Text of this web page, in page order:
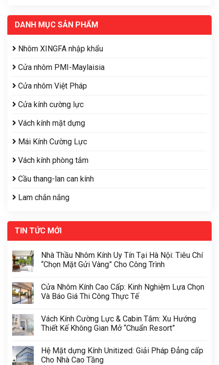
DANH MỤC SẢN PHẨM
Nhôm XINGFA nhập khẩu
Cửa nhôm PMI-Maylaisia
Cửa nhôm Việt Pháp
Cửa kính cường lực
Vách kính mặt dựng
Mái Kính Cường Lực
Vách kính phòng tắm
Cầu thang-lan can kính
Lam chắn nắng
TIN TỨC MỚI
Nhà Thầu Nhôm Kính Uy Tín Tại Hà Nội: Tiêu Chí
“Chọn Mặt Gửi Vàng” Cho Công Trình
Cửa Nhôm Kính Cao Cấp: Kinh Nghiệm Lựa Chọn
Và Báo Giá Thi Công Thực Tế
Vách Kính Cường Lực & Cabin Tắm: Xu Hướng
Thiết Kế Không Gian Mở “Chuẩn Resort”
Hệ Mặt dựng Kính Unitized: Giải Pháp Đẳng cấp
Cho Nhà Cao Tầng